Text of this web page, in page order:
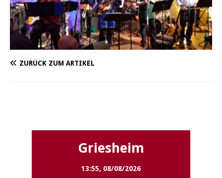
ZURÜCK ZUM ARTIKEL
Griesheim
13:55, 08/08/2026